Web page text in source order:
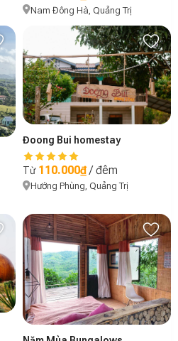
Nam Đông Hà, Quảng Trị
Đoong Bui homestay
Từ 110.000₫/ đêm
Hướng Phùng, Quảng Trị